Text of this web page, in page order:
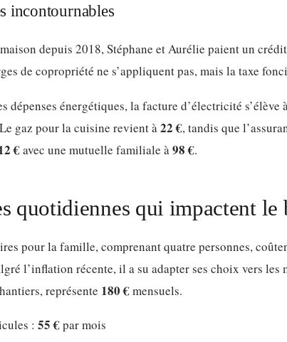
incontournables
depuis 2018, Stéphane et Aurélie paient un
de copropriété ne s’appliquent pas, mais la taxe
dépenses énergétiques, la facture d’électricité s’élève
gaz pour la cuisine revient à22 €, tandis que
€avec une mutuelle familiale à98 €.
quotidiennes qui impactent le
pour la famille, comprenant quatre personnes,
l’inflation récente, il a su adapter ses choix vers les
représente 180 €mensuels.
: 55 €par mois